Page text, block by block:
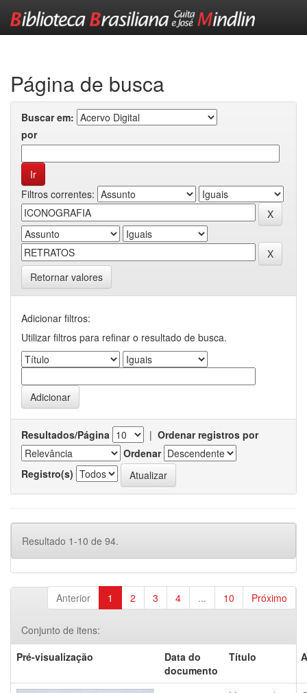
Página de busca
Buscar em:
por
Filtros correntes:
Retornar valores
Adicionar filtros:
Utilizar filtros para refinar o resultado de busca.
Resultados/Página | Ordenar registros por
Ordenar
Registro(s)
Resultado 1-10 de 94.
Anterior 1 2 3 4 ... 10 Próximo
Conjunto de itens:
Pré-visualização
Data do
documento
Título